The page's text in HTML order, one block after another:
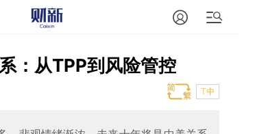
：从TPP到风险管控
T中